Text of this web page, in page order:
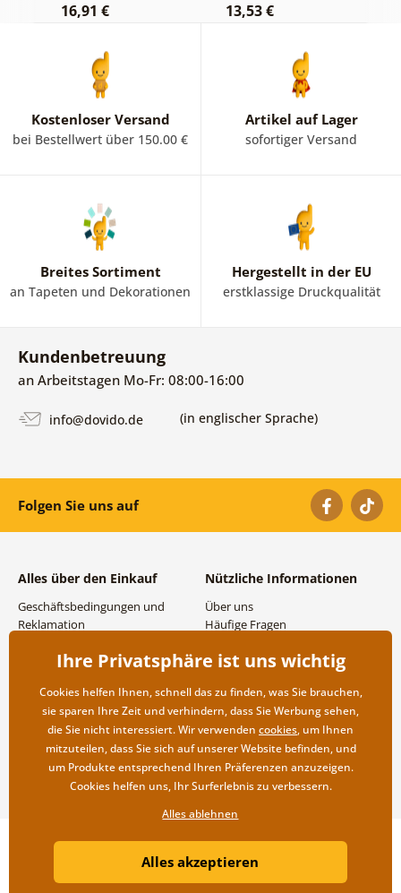
16,91 € 13,53 €
Kostenloser Versand
bei Bestellwert über 150.00 €
Artikel auf Lager
sofortiger Versand
Breites Sortiment
an Tapeten und Dekorationen
Hergestellt in der EU
erstklassige Druckqualität
Kundenbetreuung
an Arbeitstagen Mo-Fr: 08:00-16:00
info@dovido.de (in englischer Sprache)
Folgen Sie uns auf
Alles über den Einkauf
Geschäftsbedingungen und
Reklamation
Versand- und
Rücksendung der Ware
Nützliche Informationen
Über uns
Häufige Fragen
Großhandel und
Copyright ©2019 © Dovido.de.
Litvanyi.sk| Online-Shop erstellt von
Ihre Privatsphäre ist uns wichtig
Cookies helfen Ihnen, schnell das zu finden, was Sie brauchen,
sie sparen Ihre Zeit und verhindern, dass Sie Werbung sehen,
die Sie nicht interessiert. Wir verwenden cookies, um Ihnen
mitzuteilen, dass Sie sich auf unserer Website befinden, und
um Produkte entsprechend Ihren Präferenzen anzuzeigen.
Cookies helfen uns, Ihr Surferlebnis zu verbessern.
Alles ablehnen
Alles akzeptieren